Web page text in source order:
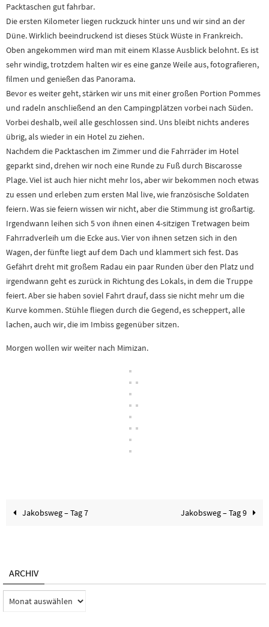
Packtaschen gut fahrbar.
Die ersten Kilometer liegen ruckzuck hinter uns und wir sind an der
Düne. Wirklich beeindruckend ist dieses Stück Wüste in Frankreich.
Oben angekommen wird man mit einem Klasse Ausblick belohnt. Es ist
sehr windig, trotzdem halten wir es eine ganze Weile aus, fotografieren,
filmen und genießen das Panorama.
Bevor es weiter geht, stärken wir uns mit einer großen Portion Pommes
und radeln anschließend an den Campingplätzen vorbei nach Süden.
Vorbei deshalb, weil alle geschlossen sind. Uns bleibt nichts anderes
übrig, als wieder in ein Hotel zu ziehen.
Nachdem die Packtaschen im Zimmer und die Fahrräder im Hotel
geparkt sind, drehen wir noch eine Runde zu Fuß durch Biscarosse
Plage. Viel ist auch hier nicht mehr los, aber wir bekommen noch etwas
zu essen und erleben zum ersten Mal live, wie französische Soldaten
feiern. Was sie feiern wissen wir nicht, aber die Stimmung ist großartig.
Irgendwann leihen sich 5 von ihnen einen 4-sitzigen Tretwagen beim
Fahrradverleih um die Ecke aus. Vier von ihnen setzen sich in den
Wagen, der fünfte liegt auf dem Dach und klammert sich fest. Das
Gefährt dreht mit großem Radau ein paar Runden über den Platz und
irgendwann geht es zurück in Richtung des Lokals, in dem die Truppe
feiert. Aber sie haben soviel Fahrt drauf, dass sie nicht mehr um die
Kurve kommen. Stühle fliegen durch die Gegend, es scheppert, alle
lachen, auch wir, die im Imbiss gegenüber sitzen.
Morgen wollen wir weiter nach Mimizan.
Jakobsweg – Tag 7 Jakobsweg – Tag 9
ARCHIV
Archiv